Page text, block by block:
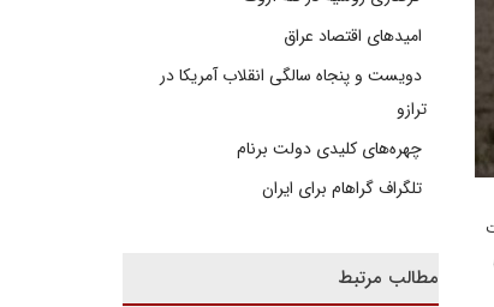
امیدهای اقتصاد عراق
دویست و پنجاه سالگی انقلاب آمریکا در
ترازو
چهره‌های کلیدی دولت برنام
تلگراف گراهام برای ایران
مطالب مرتبط